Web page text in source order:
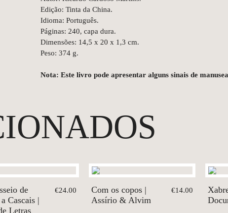
Edição: Tinta da China.
Idioma: Português.
Páginas: 240, capa dura.
Dimensões: 14,5 x 20 x 1,3 cm.
Peso: 374 g.
Nota: Este livro pode apresentar alguns sinais de
de
Cascais |
Letras
€24.00
Com os copos |
Assírio & Alvim
€14.00